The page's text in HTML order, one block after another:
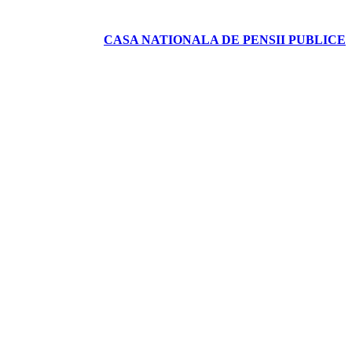
CASA NATIONALA DE PENSII PUBLICE